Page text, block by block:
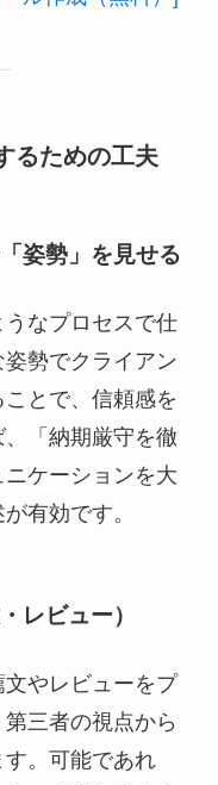
るための工夫
姿勢」を見せる
なプロセスで仕
勢でクライアン
とで、信頼感を
「納期厳守を徹
ケーションを大
有効です。
レビュー）
やレビューをプ
三者の視点から
。可能であれ